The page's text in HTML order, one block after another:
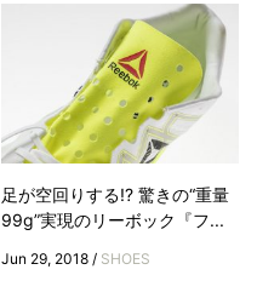
足が空回りする!? 驚きの“重量
99g”実現のリーボック『フ...
Jun 29, 2018 / SHOES